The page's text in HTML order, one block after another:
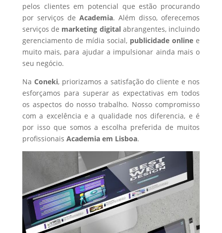
pelos clientes em potencial que estão procurando
por serviços de Academia. Além disso, oferecemos
serviços de marketing digital abrangentes, incluindo
gerenciamento de mídia social, publicidade online e
muito mais, para ajudar a impulsionar ainda mais o
seu negócio.
Na Coneki, priorizamos a satisfação do cliente e nos
esforçamos para superar as expectativas em todos
os aspectos do nosso trabalho. Nosso compromisso
com a excelência e a qualidade nos diferencia, e é
por isso que somos a escolha preferida de muitos
profissionais Academiaem Lisboa.